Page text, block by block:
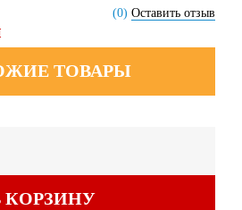
(0) Оставить отзыв
ТОВАРЫ
КОРЗИНУ